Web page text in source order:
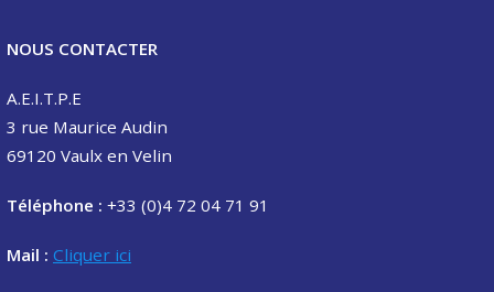
NOUS CONTACTER
A.E.I.T.P.E
3 rue Maurice Audin
69120 Vaulx en Velin
Téléphone : +33 (0)4 72 04 71 91
Mail : Cliquer ici